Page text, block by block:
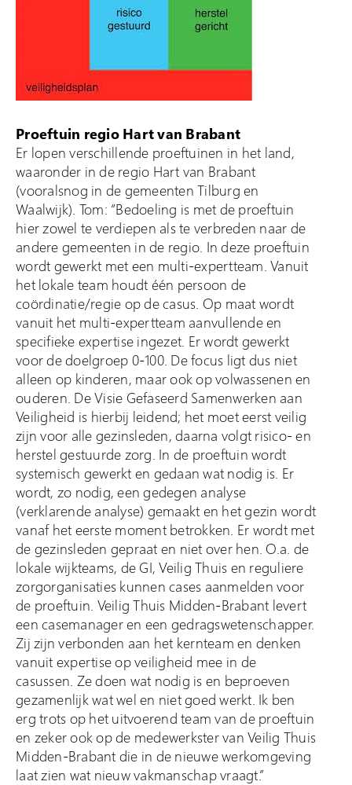
Proeftuin regio Hart van Brabant
Er lopen verschillende proeftuinen in het land,
waaronder in de regio Hart van Brabant
(vooralsnog in de gemeenten Tilburg en
Waalwijk). Tom: “Bedoeling is met de proeftuin
hier zowel te verdiepen als te verbreden naar de
andere gemeenten in de regio. In deze proeftuin
wordt gewerkt met een multi-expertteam. Vanuit
het lokale team houdt één persoon de
coördinatie/regie op de casus. Op maat wordt
vanuit het multi-expertteam aanvullende en
specifieke expertise ingezet. Er wordt gewerkt
voor de doelgroep 0-100. De focus ligt dus niet
alleen op kinderen, maar ook op volwassenen en
ouderen. De Visie Gefaseerd Samenwerken aan
Veiligheid is hierbij leidend; het moet eerst veilig
zijn voor alle gezinsleden, daarna volgt risico- en
herstel gestuurde zorg. In de proeftuin wordt
systemisch gewerkt en gedaan wat nodig is. Er
wordt, zo nodig, een gedegen analyse
(verklarende analyse) gemaakt en het gezin wordt
vanaf het eerste moment betrokken. Er wordt met
de gezinsleden gepraat en niet over hen. O.a. de
lokale wijkteams, de GI, Veilig Thuis en reguliere
zorgorganisaties kunnen cases aanmelden voor
de proeftuin. Veilig Thuis Midden-Brabant levert
een casemanager en een gedragswetenschapper.
Zij zijn verbonden aan het kernteam en denken
vanuit expertise op veiligheid mee in de
casussen. Ze doen wat nodig is en beproeven
gezamenlijk wat wel en niet goed werkt. Ik ben
erg trots op het uitvoerend team van de proeftuin
en zeker ook op de medewerkster van Veilig Thuis
Midden-Brabant die in de nieuwe werkomgeving
laat zien wat nieuw vakmanschap vraagt.”